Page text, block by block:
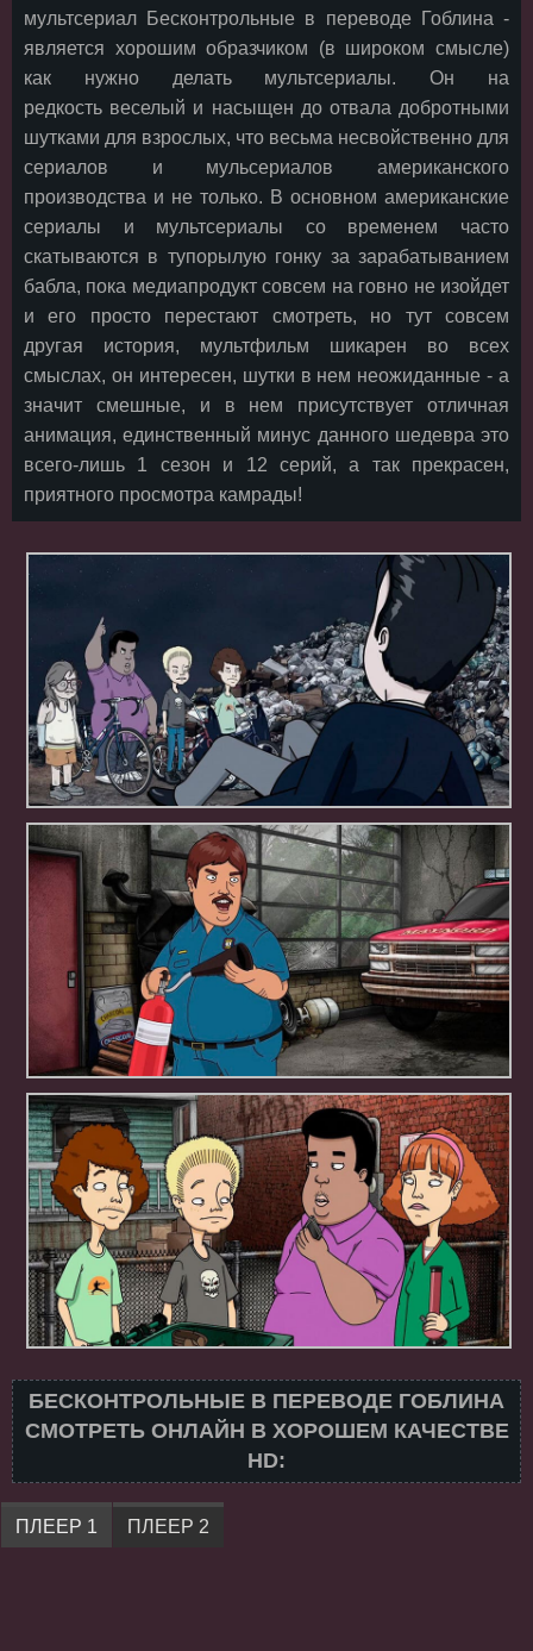
мультсериал Бесконтрольные в переводе Гоблина -
является хорошим образчиком (в широком смысле)
как нужно делать мультсериалы. Он на
редкость веселый и насыщен до отвала добротными
шутками для взрослых, что весьма несвойственно для
сериалов и мульсериалов американского
производства и не только. В основном американские
сериалы и мультсериалы со временем часто
скатываются в тупорылую гонку за зарабатыванием
бабла, пока медиапродукт совсем на говно не изойдет
и его просто перестают смотреть, но тут совсем
другая история, мультфильм шикарен во всех
смыслах, он интересен, шутки в нем неожиданные - а
значит смешные, и в нем присутствует отличная
анимация, единственный минус данного шедевра это
всего-лишь 1 сезон и 12 серий, а так прекрасен,
приятного просмотра камрады!
БЕСКОНТРОЛЬНЫЕ В ПЕРЕВОДЕ ГОБЛИНА
СМОТРЕТЬ ОНЛАЙН В ХОРОШЕМ КАЧЕСТВЕ
HD:
ПЛЕЕР 1 ПЛЕЕР 2